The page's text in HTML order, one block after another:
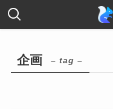
企画 – tag –